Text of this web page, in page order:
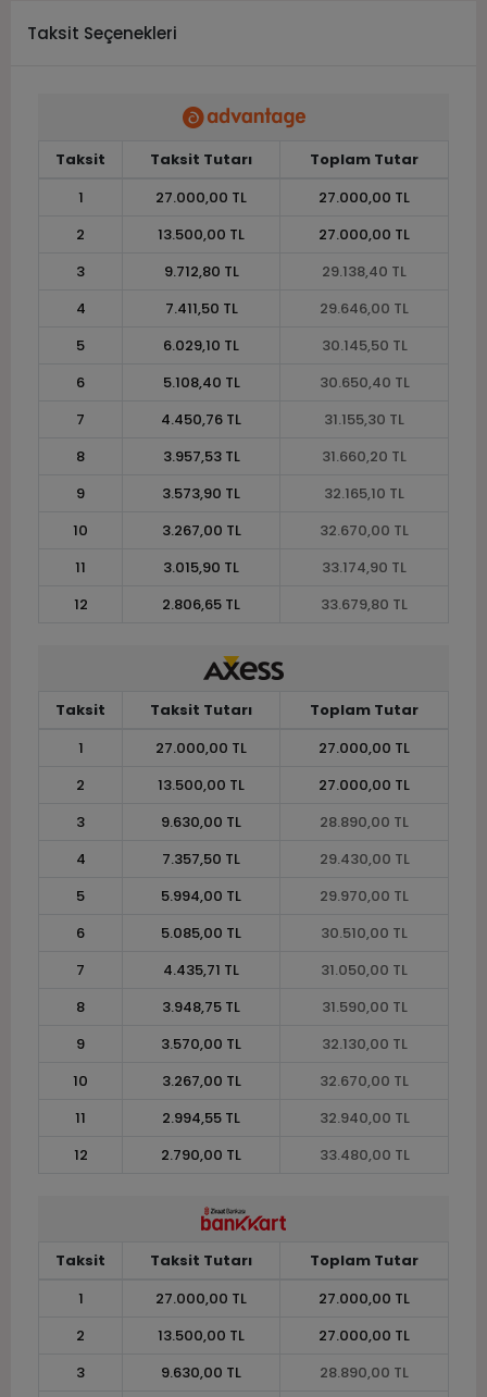
Taksit Seçenekleri
Taksit Taksit Tutarı
Toplam Tutar
1
27.000,00 TL
27.000,00 TL
2
13.500,00 TL
27.000,00 TL
3
9.712,80 TL
29.138,40 TL
4
7.411,50 TL
29.646,00 TL
5
6.029,10 TL
30.145,50 TL
6
5.108,40 TL
30.650,40 TL
7
4.450,76 TL
31.155,30 TL
8
3.957,53 TL
31.660,20 TL
9
3.573,90 TL
32.165,10 TL
10
3.267,00 TL
32.670,00 TL
11
3.015,90 TL
33.174,90 TL
12
2.806,65 TL 33.679,80 TL
Taksit Taksit Tutarı
Toplam Tutar
1
27.000,00 TL
27.000,00 TL
2
13.500,00 TL
27.000,00 TL
3
9.630,00 TL
28.890,00 TL
4
7.357,50 TL
29.430,00 TL
5
5.994,00 TL
29.970,00 TL
6
5.085,00 TL
30.510,00 TL
7
4.435,71 TL
31.050,00 TL
8
3.948,75 TL
31.590,00 TL
9
3.570,00 TL
32.130,00 TL
10
3.267,00 TL
32.670,00 TL
11
2.994,55 TL
32.940,00 TL
12
2.790,00 TL 33.480,00 TL
Taksit Taksit Tutarı
Toplam Tutar
1
27.000,00 TL
27.000,00 TL
2
13.500,00 TL
27.000,00 TL
3
9.630,00 TL
28.890,00 TL